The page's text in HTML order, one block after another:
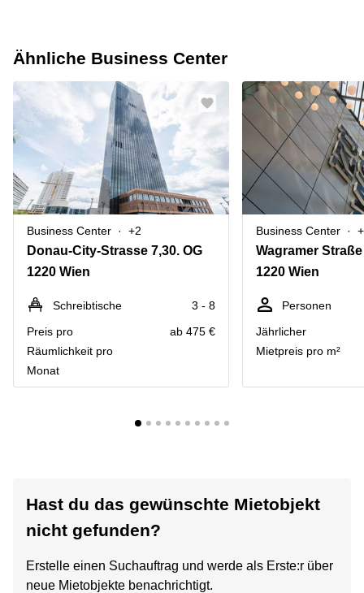
Ähnliche Business Center
Business Center +2
Donau-City-Strasse 7,30. OG
1220 Wien
Schreibtische
3 - 8
Preis pro
Räumlichkeit pro
Monat
ab 475 €
Business Center
Wagramer Straße
1220 Wien
Personen
Jährlicher
Mietpreis pro m²
Hast du das gewünschte Mietobjekt
nicht gefunden?
Erstelle einen Suchauftrag und werde als Erste:r über
neue Mietobjekte benachrichtigt.